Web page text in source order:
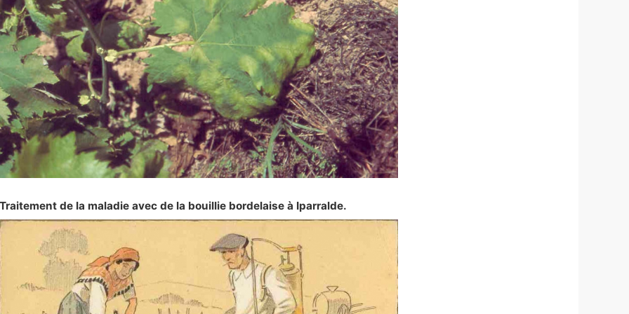
Traitement de la maladie avec de la bouillie bordelaise à Iparralde.